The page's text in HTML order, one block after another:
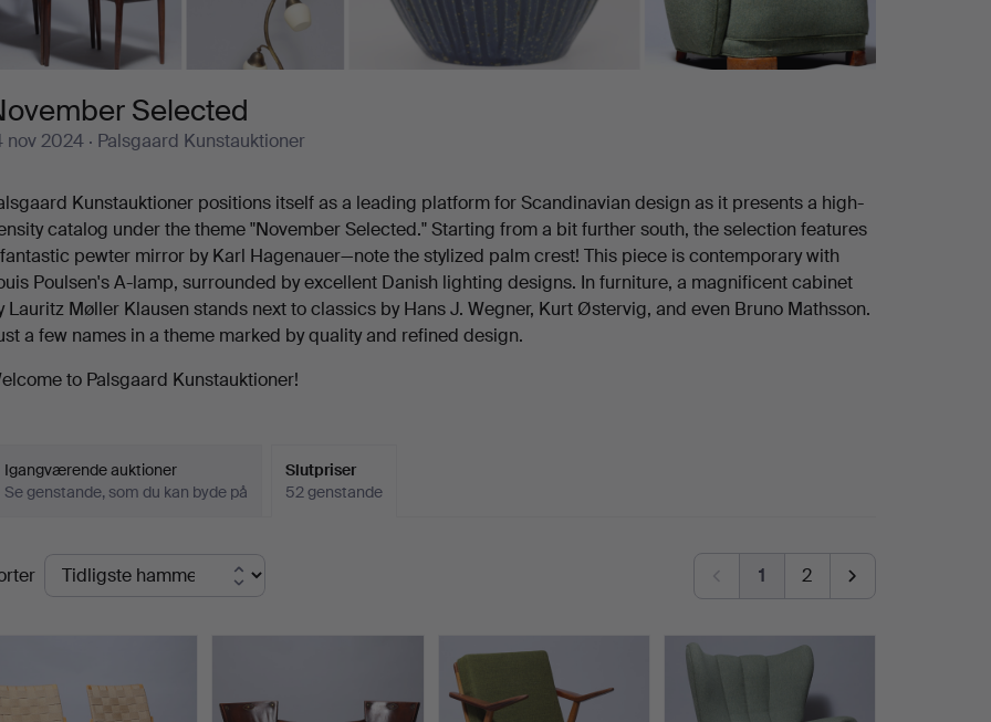
Selected
nov 2024 · Palsgaard Kunstauktioner
Kunstauktioner positions itself as a leading platform for Scandinavian design as it presents a high-
catalog under the theme "November Selected." Starting from a bit further south, the selection features
pewter mirror by Karl Hagenauer—note the stylized palm crest! This piece is contemporary with
Poulsen's A-lamp, surrounded by excellent Danish lighting designs. In furniture, a magnificent cabinet
Lauritz Møller Klausen stands next to classics by Hans J. Wegner, Kurt Østervig, and even Bruno Mathsson.
a few names in a theme marked by quality and refined design.
to Palsgaard Kunstauktioner!
Igangværende auktioner
Se genstande, som du kan byde på
Slutpriser
52 genstande
1 2